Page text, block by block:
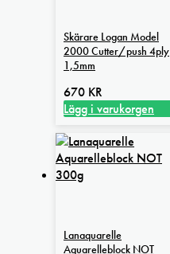
Skärare Logan Model
2000 Cutter/push 4ply
1,5mm
670 KR
Lägg i varukorgen
Lanaquarelle
Aquarelleblock NOT